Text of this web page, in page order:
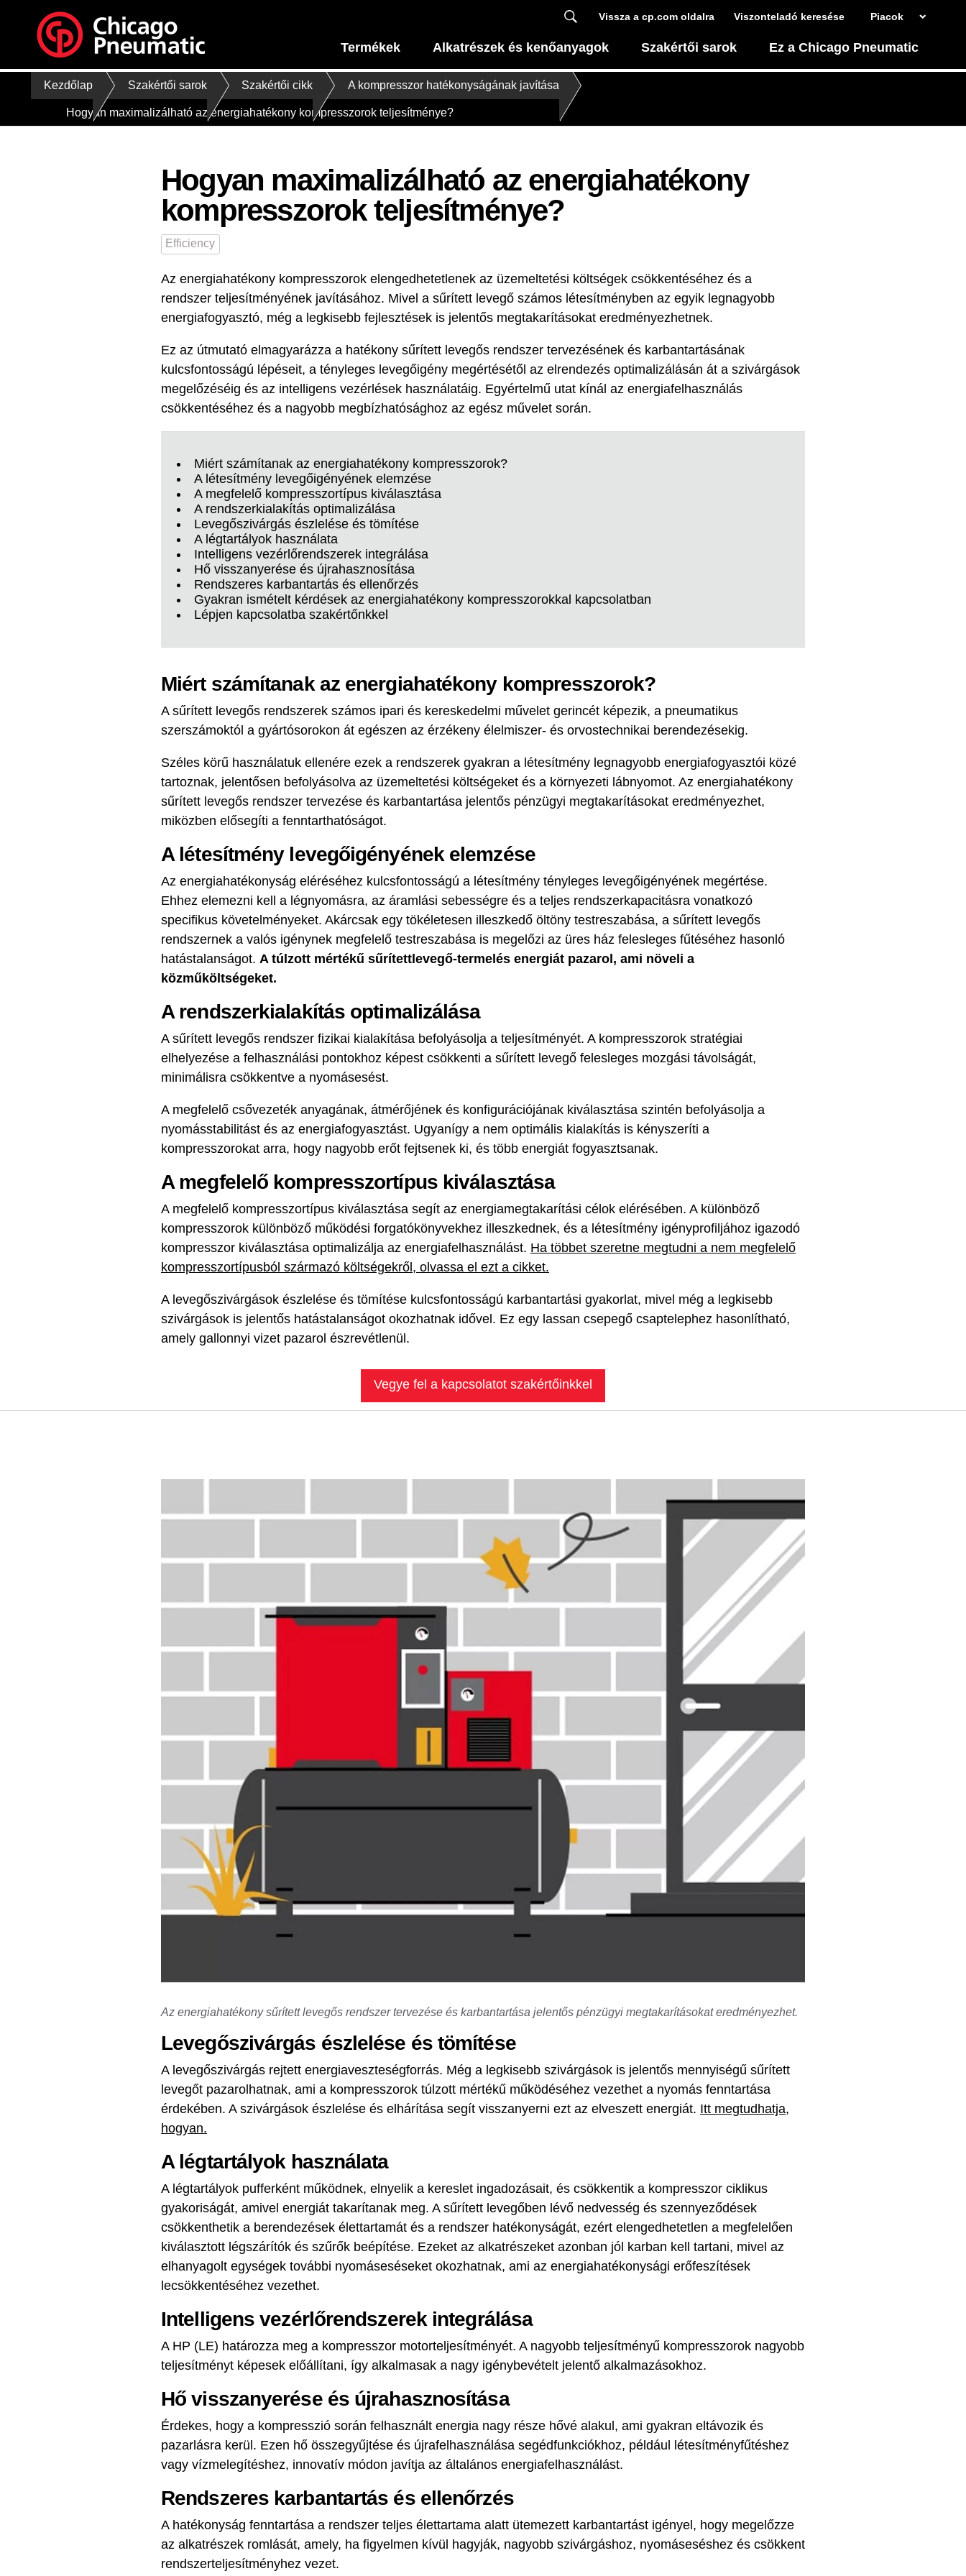
Piacok
Vissza a cp.com oldalra Viszonteladó keresése
Termékek Alkatrészek és kenőanyagok Szakértői sarok Ez a Chicago Pneumatic
Kezdőlap Szakértői sarok Szakértői cikk A kompresszor hatékonyságának javítása
Hogyan maximalizálható az energiahatékony kompresszorok teljesítménye?
Hogyan maximalizálható az energiahatékony
kompresszorok teljesítménye?
Efficiency
Az energiahatékony kompresszorok elengedhetetlenek az üzemeltetési költségek csökkentéséhez és a
rendszer teljesítményének javításához. Mivel a sűrített levegő számos létesítményben az egyik legnagyobb
energiafogyasztó, még a legkisebb fejlesztések is jelentős megtakarításokat eredményezhetnek.
Ez az útmutató elmagyarázza a hatékony sűrített levegős rendszer tervezésének és karbantartásának
kulcsfontosságú lépéseit, a tényleges levegőigény megértésétől az elrendezés optimalizálásán át a szivárgások
megelőzéséig és az intelligens vezérlések használatáig. Egyértelmű utat kínál az energiafelhasználás
csökkentéséhez és a nagyobb megbízhatósághoz az egész művelet során.
Miért számítanak az energiahatékony kompresszorok?
A létesítmény levegőigényének elemzése
A megfelelő kompresszortípus kiválasztása
A rendszerkialakítás optimalizálása
Levegőszivárgás észlelése és tömítése
A légtartályok használata
Intelligens vezérlőrendszerek integrálása
Hő visszanyerése és újrahasznosítása
Rendszeres karbantartás és ellenőrzés
Gyakran ismételt kérdések az energiahatékony kompresszorokkal kapcsolatban
Lépjen kapcsolatba szakértőnkkel
Miért számítanak az energiahatékony kompresszorok?
A sűrített levegős rendszerek számos ipari és kereskedelmi művelet gerincét képezik, a pneumatikus
szerszámoktól a gyártósorokon át egészen az érzékeny élelmiszer- és orvostechnikai berendezésekig.
Széles körű használatuk ellenére ezek a rendszerek gyakran a létesítmény legnagyobb energiafogyasztói közé
tartoznak, jelentősen befolyásolva az üzemeltetési költségeket és a környezeti lábnyomot. Az energiahatékony
sűrített levegős rendszer tervezése és karbantartása jelentős pénzügyi megtakarításokat eredményezhet,
miközben elősegíti a fenntarthatóságot.
A létesítmény levegőigényének elemzése
Az energiahatékonyság eléréséhez kulcsfontosságú a létesítmény tényleges levegőigényének megértése.
Ehhez elemezni kell a légnyomásra, az áramlási sebességre és a teljes rendszerkapacitásra vonatkozó
specifikus követelményeket. Akárcsak egy tökéletesen illeszkedő öltöny testreszabása, a sűrített levegős
rendszernek a valós igénynek megfelelő testreszabása is megelőzi az üres ház felesleges fűtéséhez hasonló
hatástalanságot. A túlzott mértékű sűrítettlevegő-termelés energiát pazarol, ami növeli a
közműköltségeket.
A rendszerkialakítás optimalizálása
A sűrített levegős rendszer fizikai kialakítása befolyásolja a teljesítményét. A kompresszorok stratégiai
elhelyezése a felhasználási pontokhoz képest csökkenti a sűrített levegő felesleges mozgási távolságát,
minimálisra csökkentve a nyomásesést.
A megfelelő csővezeték anyagának, átmérőjének és konfigurációjának kiválasztása szintén befolyásolja a
nyomásstabilitást és az energiafogyasztást. Ugyanígy a nem optimális kialakítás is kényszeríti a
kompresszorokat arra, hogy nagyobb erőt fejtsenek ki, és több energiát fogyasztsanak.
A megfelelő kompresszortípus kiválasztása
A megfelelő kompresszortípus kiválasztása segít az energiamegtakarítási célok elérésében. A különböző
kompresszorok különböző működési forgatókönyvekhez illeszkednek, és a létesítmény igényprofiljához igazodó
kompresszor kiválasztása optimalizálja az energiafelhasználást. Ha többet szeretne megtudni a nem megfelelő
kompresszortípusból származó költségekről, olvassa el ezt a cikket.
A levegőszivárgások észlelése és tömítése kulcsfontosságú karbantartási gyakorlat, mivel még a legkisebb
szivárgások is jelentős hatástalanságot okozhatnak idővel. Ez egy lassan csepegő csaptelephez hasonlítható,
amely gallonnyi vizet pazarol észrevétlenül.
Vegye fel a kapcsolatot szakértőinkkel
Az energiahatékony sűrített levegős rendszer tervezése és karbantartása jelentős pénzügyi megtakarításokat eredményezhet.
Levegőszivárgás észlelése és tömítése
A levegőszivárgás rejtett energiaveszteségforrás. Még a legkisebb szivárgások is jelentős mennyiségű sűrített
levegőt pazarolhatnak, ami a kompresszorok túlzott mértékű működéséhez vezethet a nyomás fenntartása
érdekében. A szivárgások észlelése és elhárítása segít visszanyerni ezt az elveszett energiát. Itt megtudhatja,
hogyan.
A légtartályok használata
A légtartályok pufferként működnek, elnyelik a kereslet ingadozásait, és csökkentik a kompresszor ciklikus
gyakoriságát, amivel energiát takarítanak meg. A sűrített levegőben lévő nedvesség és szennyeződések
csökkenthetik a berendezések élettartamát és a rendszer hatékonyságát, ezért elengedhetetlen a megfelelően
kiválasztott légszárítók és szűrők beépítése. Ezeket az alkatrészeket azonban jól karban kell tartani, mivel az
elhanyagolt egységek további nyomáseséseket okozhatnak, ami az energiahatékonysági erőfeszítések
lecsökkentéséhez vezethet.
Intelligens vezérlőrendszerek integrálása
A HP (LE) határozza meg a kompresszor motorteljesítményét. A nagyobb teljesítményű kompresszorok nagyobb
teljesítményt képesek előállítani, így alkalmasak a nagy igénybevételt jelentő alkalmazásokhoz.
Hő visszanyerése és újrahasznosítása
Érdekes, hogy a kompresszió során felhasznált energia nagy része hővé alakul, ami gyakran eltávozik és
pazarlásra kerül. Ezen hő összegyűjtése és újrafelhasználása segédfunkciókhoz, például létesítményfűtéshez
vagy vízmelegítéshez, innovatív módon javítja az általános energiafelhasználást.
Rendszeres karbantartás és ellenőrzés
A hatékonyság fenntartása a rendszer teljes élettartama alatt ütemezett karbantartást igényel, hogy megelőzze
az alkatrészek romlását, amely, ha figyelmen kívül hagyják, nagyobb szivárgáshoz, nyomáseséshez és csökkent
rendszerteljesítményhez vezet.